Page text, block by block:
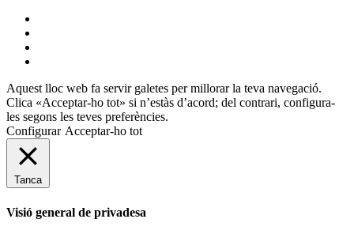
Aquest lloc web fa servir galetes per millorar la teva navegació.
Clica «Acceptar-ho tot» si n’estàs d’acord; del contrari, configura-
les segons les teves preferències.
Configurar Acceptar-ho tot
Tanca
Visió general de privadesa